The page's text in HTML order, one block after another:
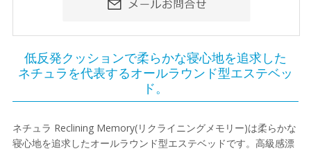
低反発クッションで柔らかな寝心地を追求した
ネチュラを代表するオールラウンド型エステベッ
ド。
ネチュラ Reclining Memory(リクライニングメモリー)は柔らかな
寝心地を追求したオールラウンド型エステベッドです。高級感漂